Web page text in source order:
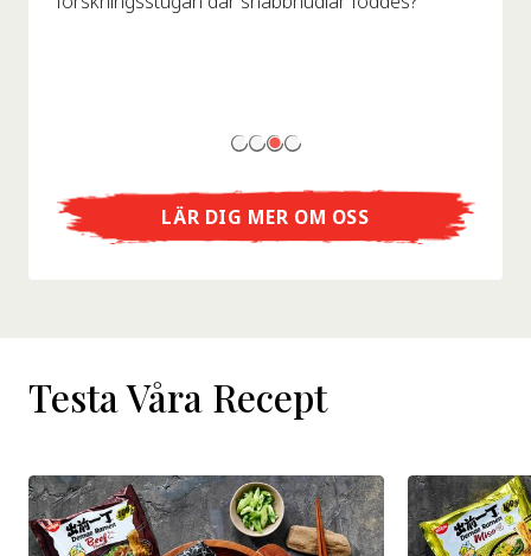
LÄR DIG MER OM OSS
Testa Våra Recept